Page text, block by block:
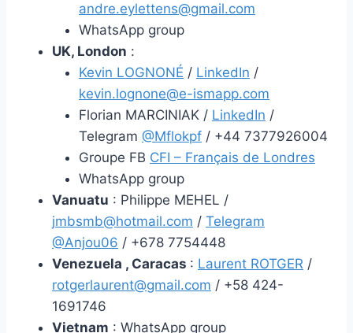
andre.eylettens@gmail.com
WhatsApp group
UK, London :
Kevin LOGNONÉ / LinkedIn /
kevin.lognone@e-ismapp.com
Florian MARCINIAK / LinkedIn /
Telegram @Mflokpf / +44 7377926004
Groupe FB CFI – Français de Londres
WhatsApp group
Vanuatu : Philippe MEHEL /
jmbsmb@hotmail.com / Telegram
@Anjou06 / +678 7754448
Venezuela , Caracas : Laurent ROTGER /
rotgerlaurent@gmail.com / +58 424-
1691746
Vietnam : WhatsApp group